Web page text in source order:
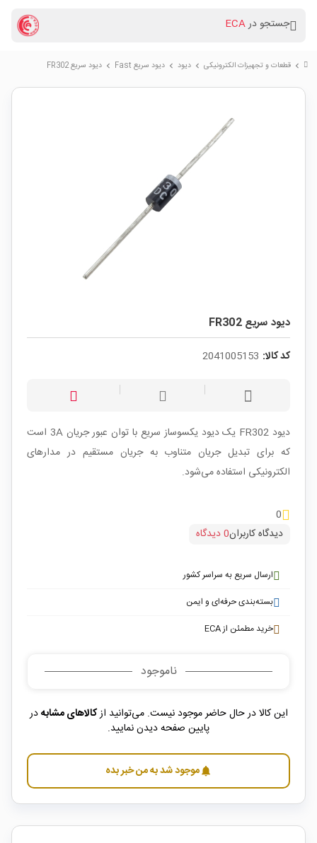
جستجو درECA
chevron_right قطعات و تجهیزات الکترونیکی chevron_right دیود chevron_right دیود سریع Fast chevron_right دیود سریع FR302
دیود سریع FR302
کد کالا: 2041005153
دیود FR302 یک دیود یکسوساز سریع با توان عبور جریان 3A است
که برای تبدیل جریان متناوب به جریان مستقیم در مدارهای
الکترونیکی استفاده می‌شود.
0
دیدگاه کاربران0 دیدگاه
ارسال سریع به سراسر کشور
بسته‌بندی حرفه‌ای و ایمن
خرید مطمئن از ECA
ناموجود
این کالا در حال حاضر موجود نیست. می‌توانید ازکالاهای مشابهدر
پایین صفحه دیدن نمایید.
notificationsموجود شد به من خبر بده